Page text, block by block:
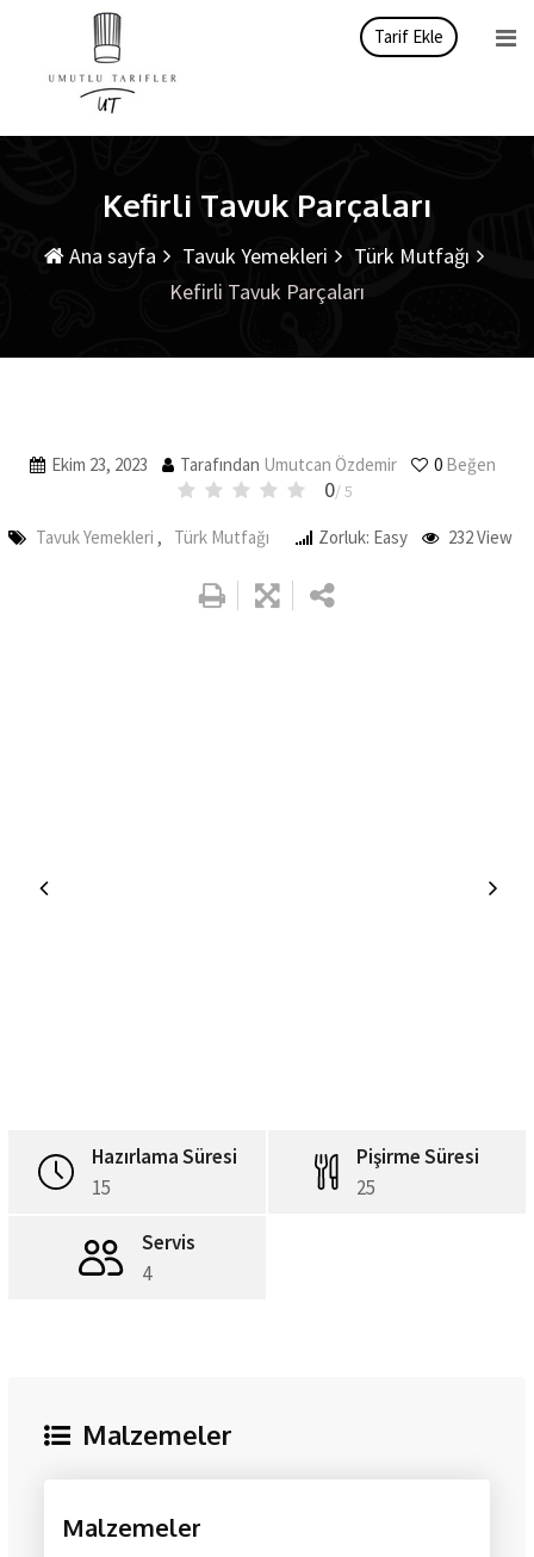
Tarif Ekle
Kefirli Tavuk Parçaları
Ana sayfa Tavuk Yemekleri
Türk Mutfağı
Kefirli Tavuk Parçaları
Ekim 23, 2023 Tarafından Umutcan Özdemir 0Beğen
0/ 5
Tavuk Yemekleri , Türk Mutfağı Zorluk: Easy 232View
Hazırlama Süresi
15
Pişirme Süresi
25
Servis
4
Malzemeler
Malzemeler